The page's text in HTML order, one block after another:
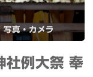
写真・カメラ
社例大祭 奉